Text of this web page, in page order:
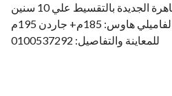
الجديدة بالتقسيط علي 10 سنين
هاوس: 185م+ جاردن 195م
للمعاينة والتفاصيل: 0100537292